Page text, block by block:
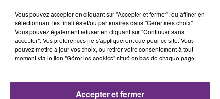
TRYO
La Traversee
JOAN OSBORNE
One Of Us
5h38
5h38 5h34
5h34
Vous pouvez accepter en cliquant sur "Accepter et fermer", ou affiner en
sélectionnant les finalités et/ou partenaires dans "Gérer mes choix".
Vous pouvez également refuser en cliquant sur "Continuer sans
accepter". Vos préférences ne s'appliqueront que pour ce site. Vous
pouvez mettre à jour vos choix, ou retirer votre consentement à tout
moment via le lien "Gérer les cookies" situé en bas de chaque page.
Accepter et fermer